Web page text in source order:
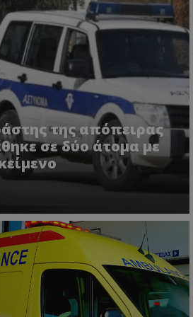
της απόπειρας
σε δύο άτομα με
Microsoft Corporation
YouTube
.youtube.com